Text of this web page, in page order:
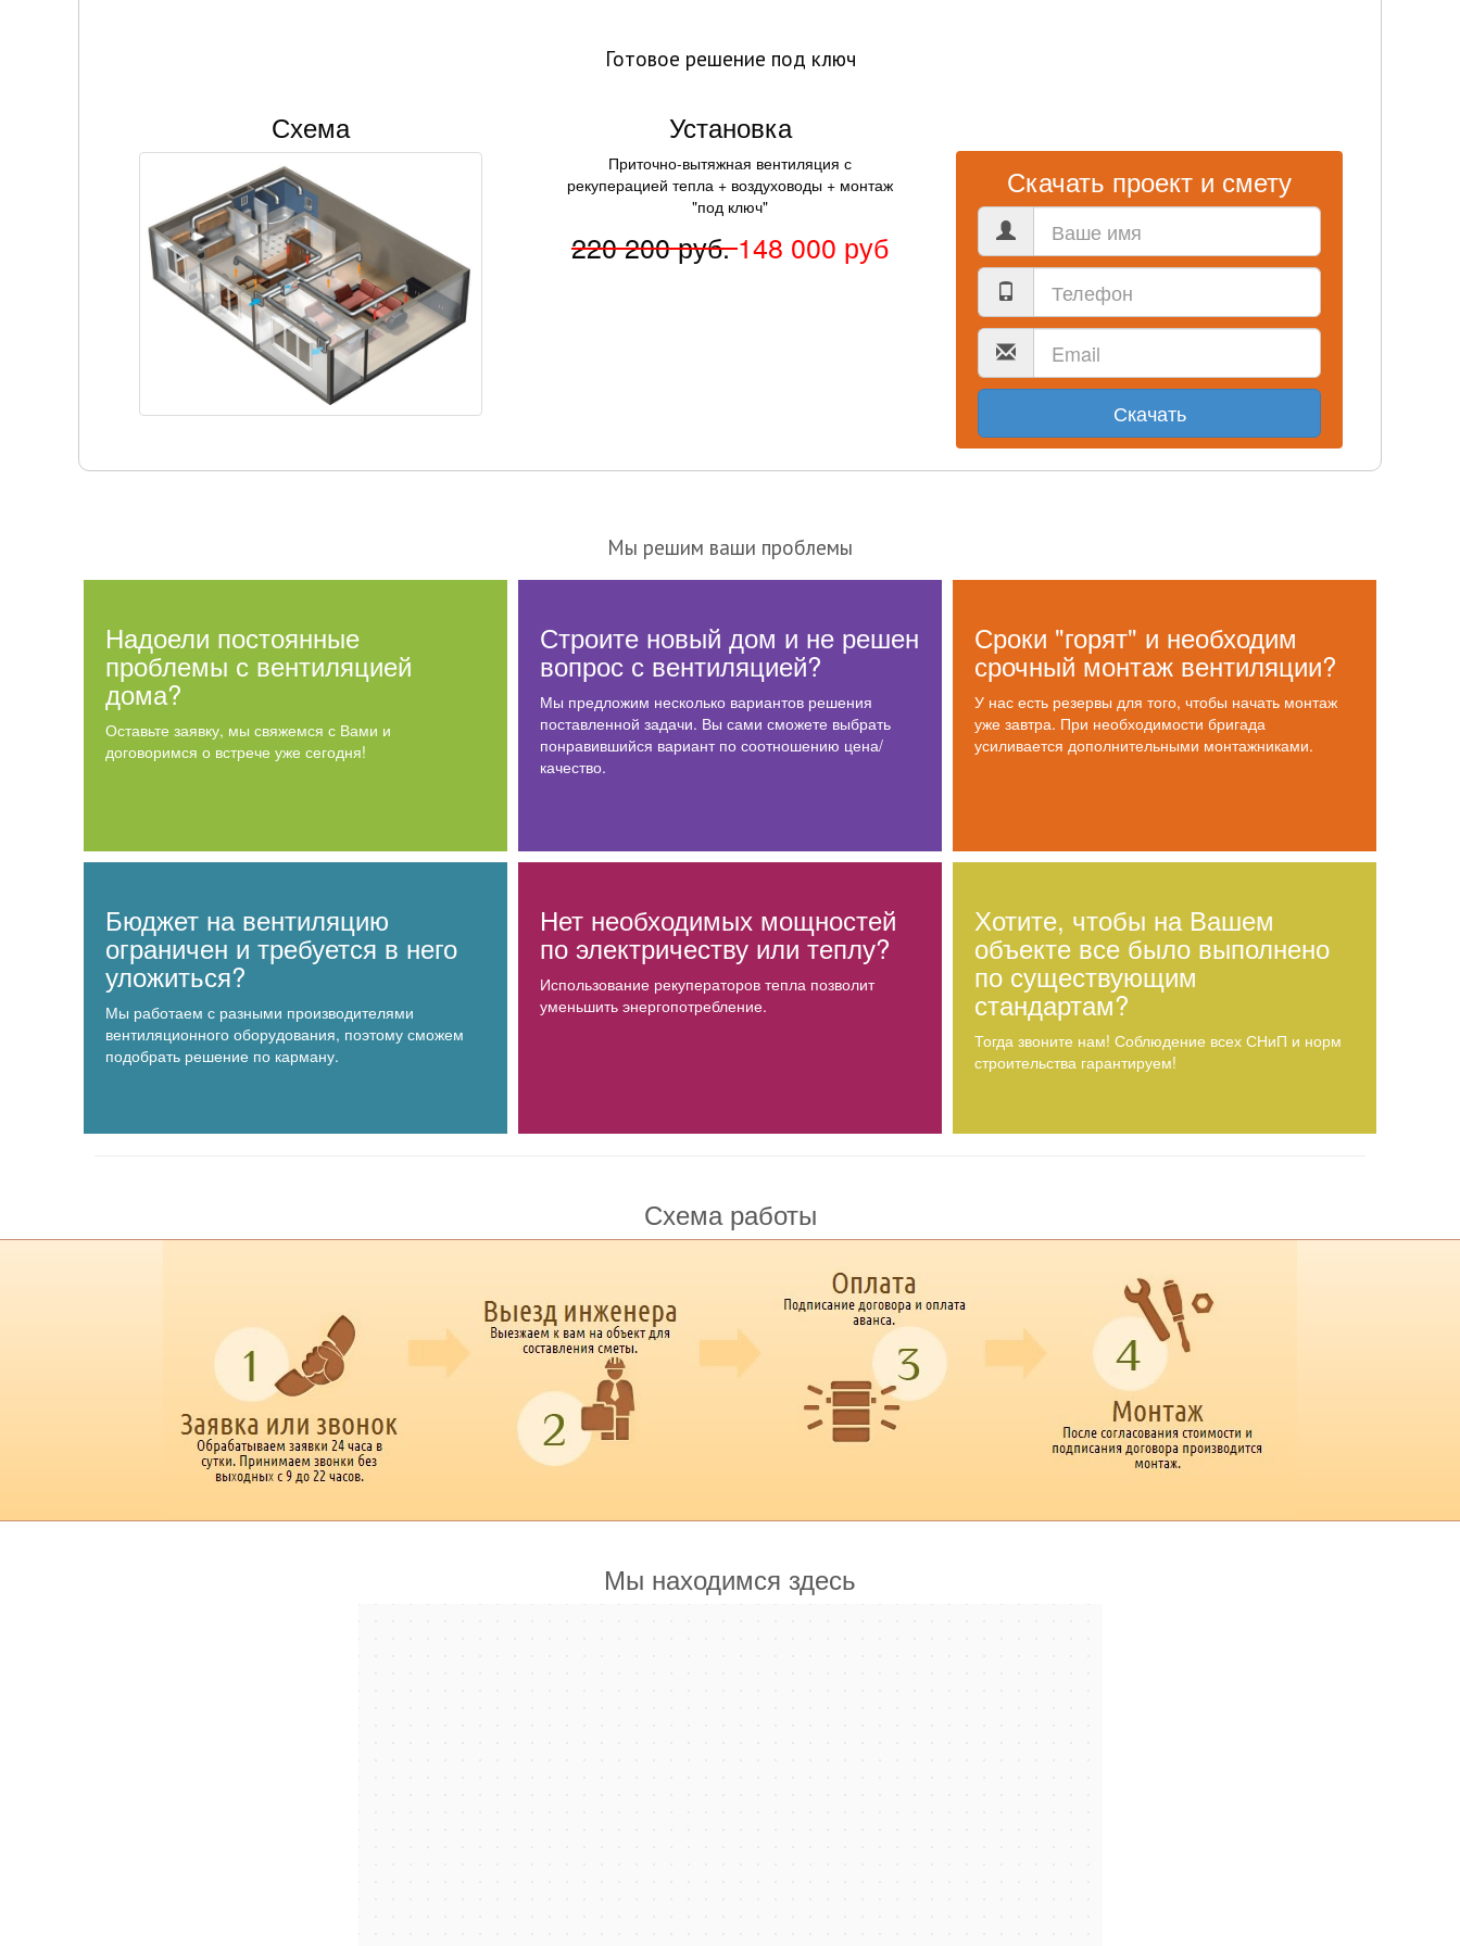
Готовое решение под ключ
Схема Установка
Приточно-вытяжная вентиляция с
рекуперацией тепла + воздуховоды + монтаж
"под ключ"
220 200 руб. 148 000 руб
Скачать проект и смету
Скачать
Мы решим ваши проблемы
Надоели постоянные
проблемы с вентиляцией
дома?
Оставьте заявку, мы свяжемся с Вами и
договоримся о встрече уже сегодня!
Строите новый дом и не решен
вопрос с вентиляцией?
Мы предложим несколько вариантов решения
поставленной задачи. Вы сами сможете выбрать
понравившийся вариант по соотношению цена/
качество.
Сроки "горят" и необходим
срочный монтаж вентиляции?
У нас есть резервы для того, чтобы начать монтаж
уже завтра. При необходимости бригада
усиливается дополнительными монтажниками.
Бюджет на вентиляцию
ограничен и требуется в него
уложиться?
Мы работаем с разными производителями
вентиляционного оборудования, поэтому сможем
подобрать решение по карману.
Нет необходимых мощностей
по электричеству или теплу?
Использование рекуператоров тепла позволит
уменьшить энергопотребление.
Хотите, чтобы на Вашем
объекте все было выполнено
по существующим
стандартам?
Тогда звоните нам! Соблюдение всех СНиП и норм
строительства гарантируем!
Схема работы
Мы находимся здесь